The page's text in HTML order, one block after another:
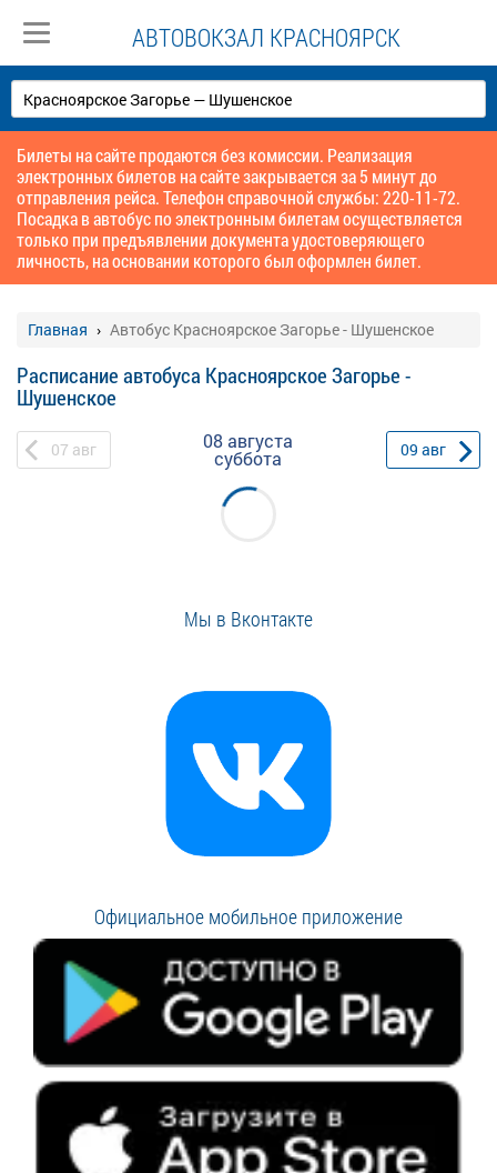
АВТОВОКЗАЛ КРАСНОЯРСК
Билеты на сайте продаются без комиссии. Реализация
электронных билетов на сайте закрывается за 5 минут до
отправления рейса. Телефон справочной службы: 220-11-72.
Посадка в автобус по электронным билетам осуществляется
только при предъявлении документа удостоверяющего
личность, на основании которого был оформлен билет.
Главная Автобус Красноярское Загорье - Шушенское
Расписание автобуса Красноярское Загорье -
Шушенское
07 авг 08 августа
суббота 09 авг
Мы в Вконтакте
Официальное мобильное приложение